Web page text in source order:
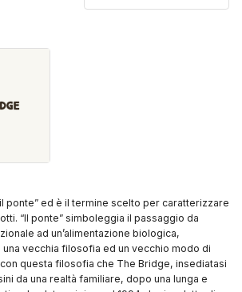
ponte” ed è il termine scelto per caratterizzare
“Il ponte” simboleggia il passaggio da
ad un’alimentazione biologica,
vecchia filosofia ed un vecchio modo di
questa filosofia che The Bridge, insediatasi
da una realtà familiare, dopo una lunga e